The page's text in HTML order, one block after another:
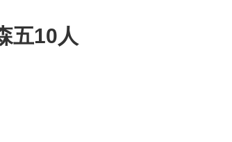
五10人